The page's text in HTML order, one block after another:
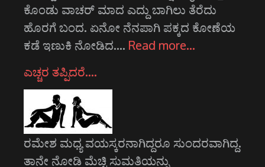
ಕೊಂಡು ವಾಚರ್ ಮಾದ ಎದ್ದು ಬಾಗಿಲು ತೆರೆದು
ಹೊರಗೆ ಬಂದ. ಏನೋ ನೆನಪಾಗಿ ಪಕ್ಕದ ಕೋಣೆಯ
ಕಡೆ ಇಣುಕಿ ನೋಡಿದ.… Read more…
ಎಚ್ಚರ ತಪ್ಪಿದರೆ….
ರಮೇಶ ಮಧ್ಯ ವಯಸ್ಕರನಾಗಿದ್ದರೂ ಸುಂದರವಾಗಿದ್ದ.
ತಾನೇ ನೋಡಿ ಮೆಚ್ಚಿ ಸುಮತಿಯನ್ನು